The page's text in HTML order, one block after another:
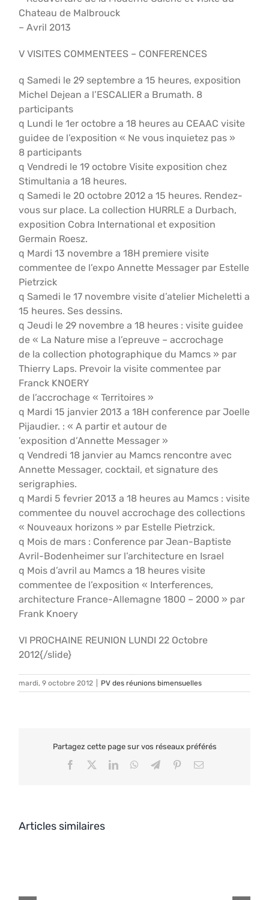
Chateau de Malbrouck
– Avril 2013
V VISITES COMMENTEES – CONFERENCES
q Samedi le 29 septembre a 15 heures, exposition
Michel Dejean a l’ESCALIER a Brumath. 8
participants
q Lundi le 1er octobre a 18 heures au CEAAC visite
guidee de l’exposition « Ne vous inquietez pas »
8 participants
q Vendredi le 19 octobre Visite exposition chez
Stimultania a 18 heures.
q Samedi le 20 octobre 2012 a 15 heures. Rendez-
vous sur place. La collection HURRLE a Durbach,
exposition Cobra International et exposition
Germain Roesz.
q Mardi 13 novembre a 18H premiere visite
commentee de l’expo Annette Messager par Estelle
Pietrzick
q Samedi le 17 novembre visite d’atelier Micheletti a
15 heures. Ses dessins.
q Jeudi le 29 novembre a 18 heures : visite guidee
de « La Nature mise a l’epreuve – accrochage
de la collection photographique du Mamcs » par
Thierry Laps. Prevoir la visite commentee par
Franck KNOERY
de l’accrochage « Territoires »
q Mardi 15 janvier 2013 a 18H conference par Joelle
Pijaudier. : « A partir et autour de
’exposition d’Annette Messager »
q Vendredi 18 janvier au Mamcs rencontre avec
Annette Messager, cocktail, et signature des
serigraphies.
q Mardi 5 fevrier 2013 a 18 heures au Mamcs : visite
commentee du nouvel accrochage des collections
« Nouveaux horizons » par Estelle Pietrzick.
q Mois de mars : Conference par Jean-Baptiste
Avril-Bodenheimer sur l’architecture en Israel
q Mois d’avril au Mamcs a 18 heures visite
commentee de l’exposition « Interferences,
architecture France-Allemagne 1800 – 2000 » par
Frank Knoery
VI PROCHAINE REUNION LUNDI 22 Octobre
2012{/slide}
mardi, 9 octobre 2012 PV des réunions bimensuelles
Partagez cette page sur vos réseaux préférés
Facebook LinkedInWhatsApp
TelegramPinterestEmail
Articles similaires